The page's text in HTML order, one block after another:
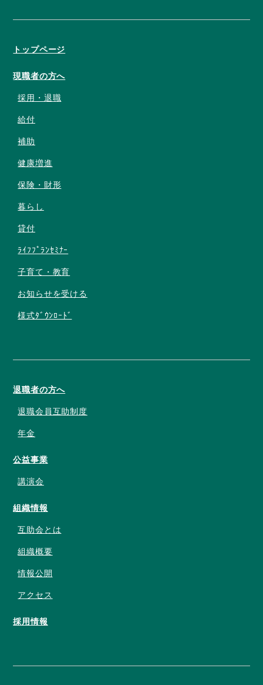
トップページ
現職者の方へ
採用・退職
給付
補助
健康増進
保険・財形
暮らし
貸付
ﾗｲﾌﾌﾟﾗﾝｾﾐﾅｰ
子育て・教育
お知らせを受ける
様式ﾀﾞｳﾝﾛｰﾄﾞ
退職者の方へ
退職会員互助制度
年金
公益事業
講演会
組織情報
互助会とは
組織概要
情報公開
アクセス
採用情報